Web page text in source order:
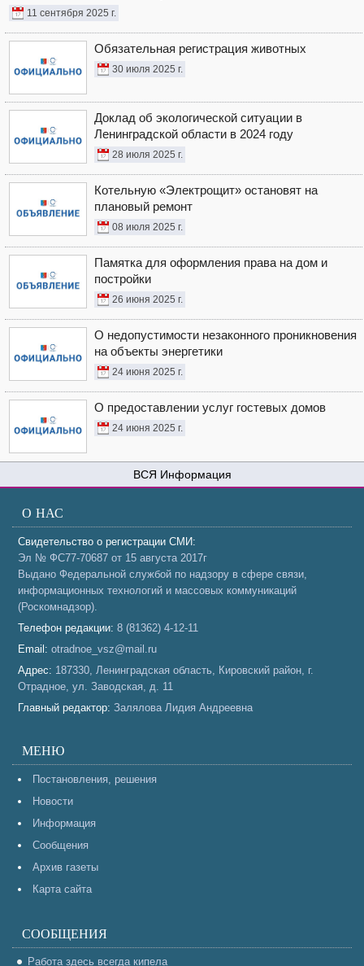
11 сентября 2025 г.
Обязательная регистрация животных
30 июля 2025 г.
Доклад об экологической ситуации в
Ленинградской области в 2024 году
28 июля 2025 г.
Котельную «Электрощит» остановят на
плановый ремонт
08 июля 2025 г.
Памятка для оформления права на дом и
постройки
26 июня 2025 г.
О недопустимости незаконного проникновения
на объекты энергетики
24 июня 2025 г.
О предоставлении услуг гостевых домов
24 июня 2025 г.
Информация
О НАС
Свидетельство о регистрации СМИ:
Эл № ФС77-70687 от 15 августа 2017г
Выдано Федеральной службой по надзору в сфере связи,
информационных технологий и массовых коммуникаций
(Роскомнадзор).
Телефон редакции: 8 (81362) 4-12-11
Email: otradnoe_vsz@mail.ru
Адрес: 187330, Ленинградская область, Кировский район, г.
Отрадное, ул. Заводская, д. 11
Главный редактор: Залялова Лидия Андреевна
МЕНЮ
Постановления, решения
Новости
Информация
Сообщения
Архив газеты
Карта сайта
СООБЩЕНИЯ
Работа здесь всегда кипела